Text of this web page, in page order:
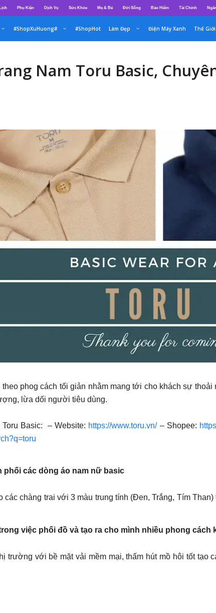
Phụ Kiện Dịch Vụ Sức Khỏe Mẹ & Bé Đời Sống Bảo Hiểm Tài Chính
#ShopXuHuong# #ShopHot Làm Đẹp Điện Máy Xanh Thế
Nam Toru Basic,
phog cách tối giản nhằm mang tới cho khách sự
lừa dối người tiêu dùng.
Basic: – Website: https://www.toru.vn/– Shopee:
phối các dòng áo nam nữ basic
chàng trai với 3 màu trung tính (Đen, Trắng, Tím
việc phối đồ và tạo ra cho mình nhiều phong cách
với bề mặt vải mềm mại, thấm hút mồ hôi tốt tạo